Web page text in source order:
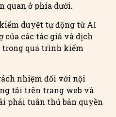
quan ở phía dưới.
duyệt tự động từ AI
của các tác giả và dịch
trong quá trình kiểm
nhiệm đối với nội
tải trên trang web và
phải tuân thủ bản quyền